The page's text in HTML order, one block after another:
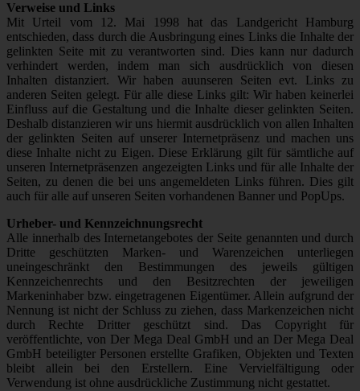
Verweise und Links
Mit Urteil vom 12. Mai 1998 hat das Landgericht Hamburg
entschieden, dass durch die Ausbringung eines Links die Inhalte der
gelinkten Seite mit zu verantworten sind. Dies kann nur dadurch
verhindert werden, indem man sich ausdrücklich von diesen
Inhalten distanziert. Wir haben auunseren Seiten evt. Links zu
anderen Seiten gelegt. Für alle diese Links gilt: Wir haben keinerlei
Einfluss auf die Gestaltung und die Inhalte dieser gelinkten Seiten.
Deshalb distanzieren wir uns hiermit ausdrücklich von allen Inhalten
der gelinkten Seiten auf unserer Internetpräsenz und machen uns
diese Inhalte nicht zu Eigen. Diese Erklärung gilt für sämtliche auf
unseren Internetpräsenzen angezeigten Links und für alle Inhalte der
Seiten, zu denen die bei uns angemeldeten Links führen. Dies gilt
auch für alle auf unseren Seiten vorhandenen Banner und PopUps.
Urheber- und Kennzeichnungsrecht
Alle innerhalb des Internetangebotes der Seite genannten und durch
Dritte geschützten Marken- und Warenzeichen unterliegen
uneingeschränkt den Bestimmungen des jeweils gültigen
Kennzeichenrechts und den Besitzrechten der jeweiligen
Markeninhaber bzw. eingetragenen Eigentümer. Allein aufgrund der
Nennung ist nicht der Schluss zu ziehen, dass Markenzeichen nicht
durch Rechte Dritter geschützt sind. Das Copyright für
veröffentlichte, von Der Mega Deal GmbH und an Der Mega Deal
GmbH beteiligter Personen erstellte Grafiken, Objekten und Texten
bleibt allein bei den Erstellern. Eine Vervielfältigung oder
Verwendung ist ohne ausdrückliche Zustimmung nicht gestattet.